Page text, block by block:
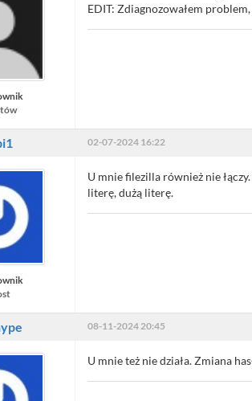
EDIT: Zdiagnozowałem
02-07-2024 16:22
U mnie filezilla również nie
literę, dużą literę.
08-11-2024 20:45
U mnie też nie działa. Zmiana